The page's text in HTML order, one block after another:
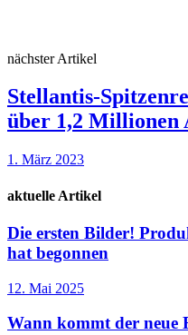
nächster Artikel
Stellantis-
über 1,2 Millionen
1. März 2023
aktuelle Artikel
Die ersten Bilder!
hat begonnen
12. Mai 2025
Wann kommt der neue